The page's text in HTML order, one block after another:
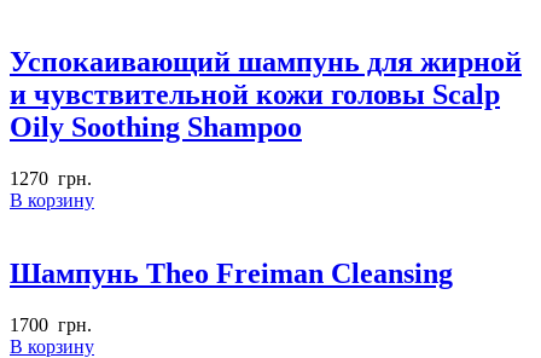
Успокаивающий шампунь для жирной
и чувствительной кожи головы Scalp
Oily Soothing Shampoo
1270 грн.
В корзину
Шампунь Theo Freiman Cleansing
1700 грн.
В корзину